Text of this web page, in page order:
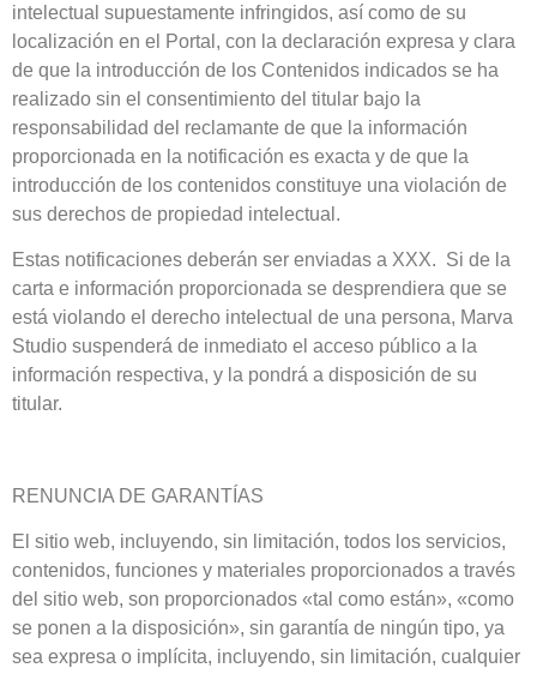
intelectual supuestamente infringidos, así como de su
localización en el Portal, con la declaración expresa y clara
de que la introducción de los Contenidos indicados se ha
realizado sin el consentimiento del titular bajo la
responsabilidad del reclamante de que la información
proporcionada en la notificación es exacta y de que la
introducción de los contenidos constituye una violación de
sus derechos de propiedad intelectual.
Estas notificaciones deberán ser enviadas a XXX. Si de la
carta e información proporcionada se desprendiera que se
está violando el derecho intelectual de una persona, Marva
Studio suspenderá de inmediato el acceso público a la
información respectiva, y la pondrá a disposición de su
titular.
RENUNCIA DE GARANTÍAS
El sitio web, incluyendo, sin limitación, todos los servicios,
contenidos, funciones y materiales proporcionados a través
del sitio web, son proporcionados «tal como están», «como
se ponen a la disposición», sin garantía de ningún tipo, ya
sea expresa o implícita, incluyendo, sin limitación, cualquier